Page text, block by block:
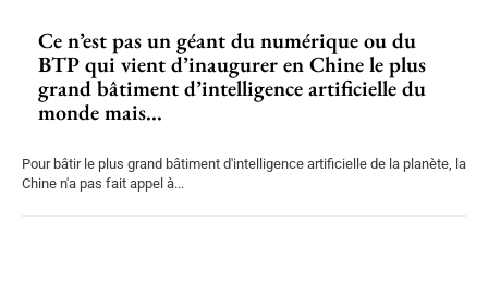
Ce n’est pas un géant du numérique ou du
BTP qui vient d’inaugurer en Chine le plus
grand bâtiment d’intelligence artificielle du
monde mais...
Pour bâtir le plus grand bâtiment d'intelligence artificielle de la planète, la
Chine n'a pas fait appel à...